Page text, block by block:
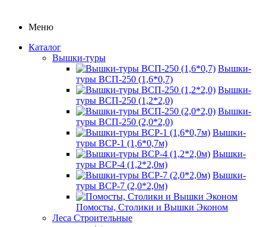
Меню
Каталог
Вышки-туры
Вышки-
туры ВСП-250 (1,6*0,7)
Вышки-
туры ВСП-250 (1,2*2,0)
Вышки-
туры ВСП-250 (2,0*2,0)
Вышки-
туры ВСР-1 (1,6*0,7м)
Вышки-
туры ВСР-4 (1,2*2,0м)
Вышки-
туры ВСР-7 (2,0*2,0м)
Помосты, Столики и Вышки Эконом
Леса Строительные